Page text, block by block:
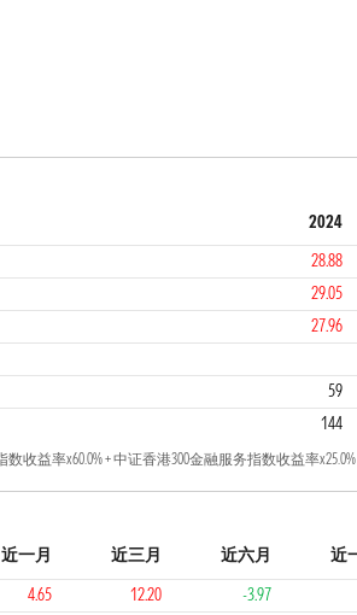
2024
28.88
29.05
27.96
3 1
59
144
收益率x60.0% + 中证香港300金融服务指数收益率x25.0%
近一月 近三月 近六月
近
4.65 12.20
-3.97